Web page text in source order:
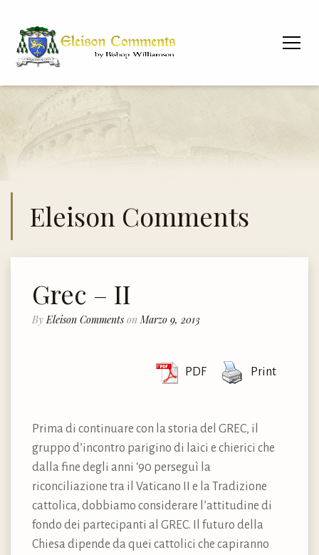
Eleison Comments
Grec – II
By Eleison Comments on Marzo 9, 2013
PDF Print
Prima di continuare con la storia del GREC, il
gruppo d’incontro parigino di laici e chierici che
dalla fine degli anni ‘90 perseguì la
riconciliazione tra il Vaticano II e la Tradizione
cattolica, dobbiamo considerare l’attitudine di
fondo dei partecipanti al GREC. Il futuro della
Chiesa dipende da quei cattolici che capiranno